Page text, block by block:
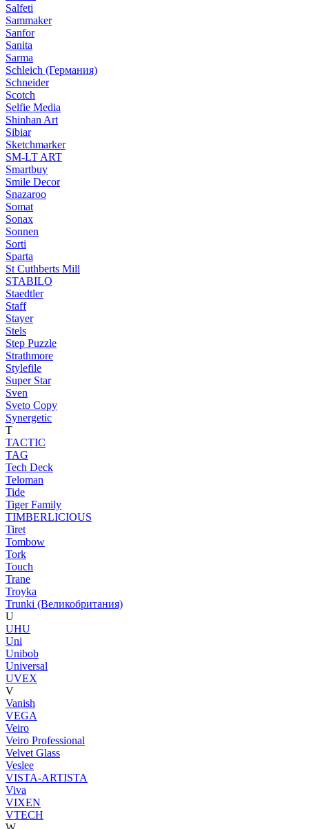
Salfeti
Sammaker
Sanfor
Sanita
Sarma
Schleich (Германия)
Schneider
Scotch
Selfie Media
Shinhan Art
Sibiar
Sketchmarker
SM-LT ART
Smartbuy
Smile Decor
Snazaroo
Somat
Sonax
Sonnen
Sorti
Sparta
St Cuthberts Mill
STABILO
Staedtler
Staff
Stayer
Stels
Step Puzzle
Strathmore
Stylefile
Super Star
Sven
Sveto Copy
Synergetic
T
TACTIC
TAG
Tech Deck
Teloman
Tide
Tiger Family
TIMBERLICIOUS
Tiret
Tombow
Tork
Touch
Trane
Troyka
Trunki (Великобритания)
U
UHU
Uni
Unibob
Universal
UVEX
V
Vanish
VEGA
Veiro
Veiro Professional
Velvet Glass
Veslee
VISTA-ARTISTA
Viva
VIXEN
VTECH